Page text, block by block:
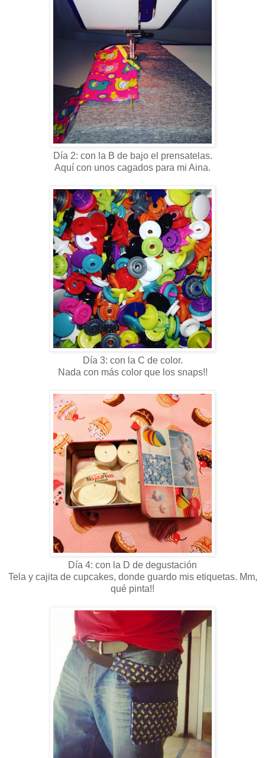
Día 2: con la B de bajo el prensatelas.
Aquí con unos cagados para mi Aina.
Día 3: con la C de color.
Nada con más color que los snaps!!
Día 4: con la D de degustación
Tela y cajita de cupcakes, donde guardo mis etiquetas. Mm,
qué pinta!!